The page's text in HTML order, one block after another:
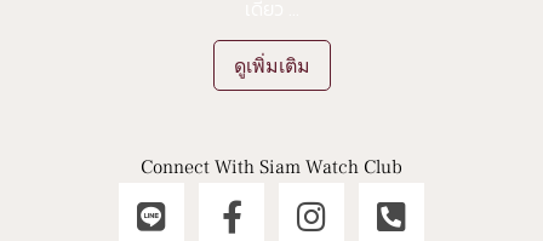
ดูเพิ่มเติม
Connect With Siam Watch Club